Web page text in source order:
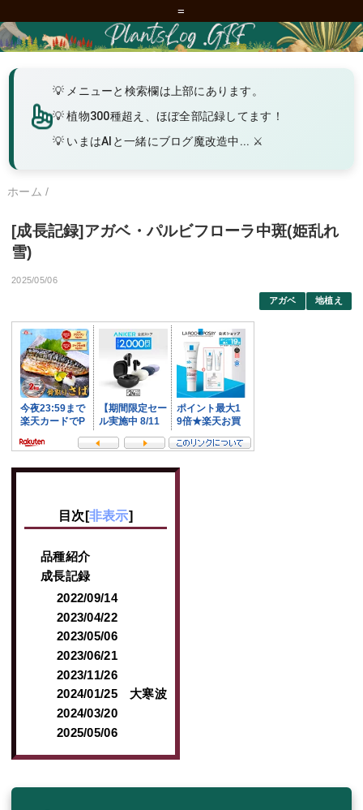
=
メニューと検索欄は上部にあります。
植物300種超え、ほぼ全部記録してます！
いまはAIと一緒にブログ魔改造中... ⚔️
ホーム /
[成長記録]アガベ・パルビフローラ中斑(姫乱れ
雪)
2025/05/06
アガベ 地植え
目次[非表示]
品種紹介
成長記録
2022/09/14
2023/04/22
2023/05/06
2023/06/21
2023/11/26
2024/01/25 大寒波
2024/03/20
2025/05/06